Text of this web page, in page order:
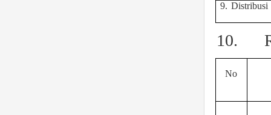
9. Distribusi
10.
No